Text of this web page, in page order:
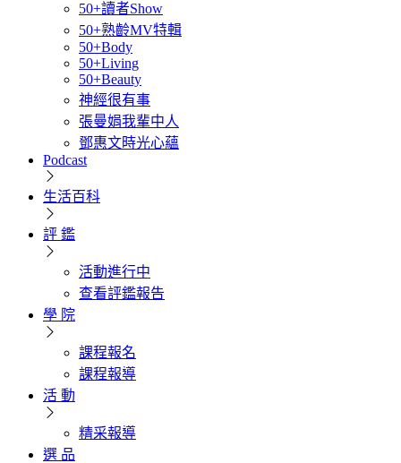
50+讀者Show
50+熟齡MV特輯
50+Body
50+Living
50+Beauty
神經很有事
張曼娟我輩中人
鄧惠文時光心蘊
Podcast
生活百科
評 鑑
活動進行中
查看評鑑報告
學 院
課程報名
課程報導
活 動
精采報導
選 品